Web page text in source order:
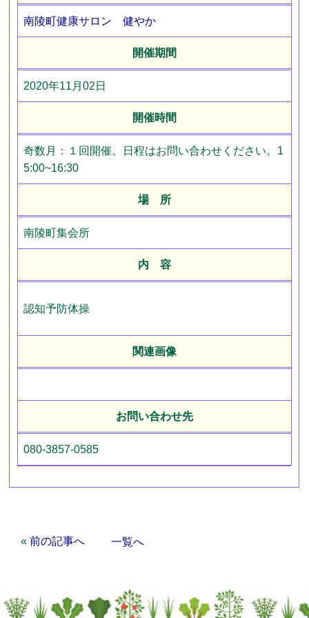
南陵町健康サロン 健やか
開催期間
2020年11月02日
開催時間
奇数月：１回開催。日程はお問い合わせください。1
5:00~16:30
場 所
南陵町集会所
内 容
認知予防体操
関連画像
お問い合わせ先
080-3857-0585
«前の記事へ 一覧へ